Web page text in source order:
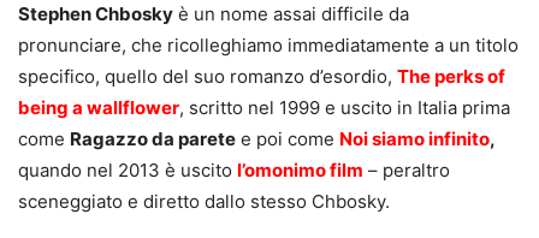
Stephen Chbosky è un nome assai difficile da
pronunciare, che ricolleghiamo immediatamente a un titolo
specifico, quello del suo romanzo d’esordio, The perks of
being a wallflower, scritto nel 1999 e uscito in Italia prima
come Ragazzo da parete e poi come Noi siamo infinito,
quando nel 2013 è uscito l’omonimo film – peraltro
sceneggiato e diretto dallo stesso Chbosky.